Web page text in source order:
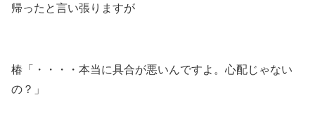
帰ったと言い張りますが
椿「・・・・本当に具合が悪いんですよ。心配じゃない
の？」